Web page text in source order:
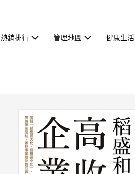
熱銷排行 管理地圖 健康生活